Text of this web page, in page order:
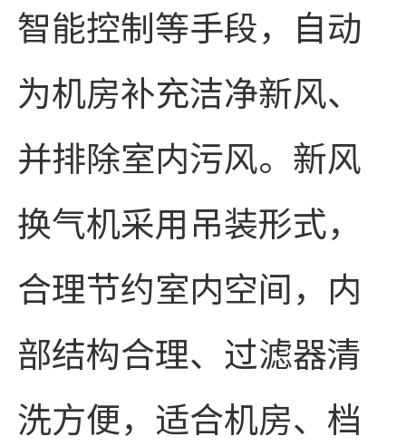
智能控制等手段，自动
为机房补充洁净新风、
并排除室内污风。新风
换气机采用吊装形式，
合理节约室内空间，内
部结构合理、过滤器清
洗方便，适合机房、档